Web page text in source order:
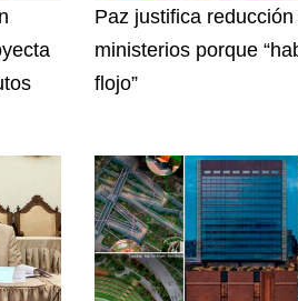
Paz justifica reducción
ministerios porque
flojo”